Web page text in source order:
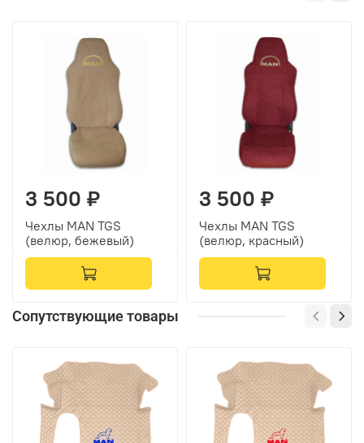
3 500 ₽
Чехлы MAN TGS
(велюр, бежевый)
3 500 ₽
Чехлы MAN TGS
(велюр, красный)
Сопутствующие товары